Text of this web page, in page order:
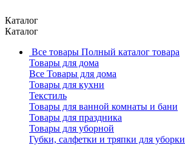
Каталог
Каталог
Все товары Полный каталог товара
Товары для дома
Все Товары для дома
Товары для кухни
Текстиль
Товары для ванной комнаты и бани
Товары для праздника
Товары для уборной
Губки, салфетки и тряпки для уборки